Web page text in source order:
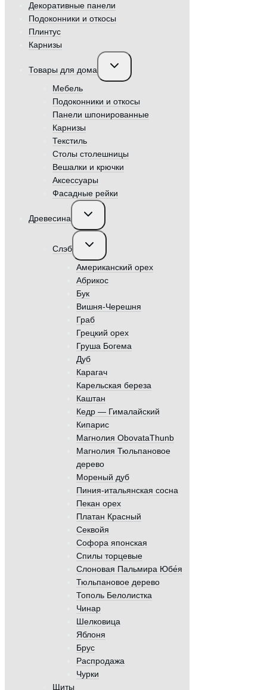
Декоративные панели
Подоконники и откосы
Плинтус
Карнизы
Товары для дома
Переключить
дочернее
Мебель
Подоконники и откосы
Панели шпонированные
Карнизы
Текстиль
Столы столешницы
Вешалки и крючки
Аксессуары
Фасадные рейки
Древесина
Переключить
дочернее
Слэб
Переключить
дочернее
Американский орех
Абрикос
Бук
Вишня-Черешня
Граб
Грецкий орех
Груша Богема
Дуб
Карагач
Карельская береза
Каштан
Кедр — Гималайский
Кипарис
Магнолия ObovataThunb
Магнолия Тюльпановое
дерево
Мореный дуб
Пиния-итальянская сосна
Пекан орех
Платан Красный
Секвойя
Софора японская
Спилы торцевые
Слоновая Пальмира Юбе́я
Тюльпановое дерево
Тополь Белолистка
Чинар
Шелковица
Яблоня
Брус
Распродажа
Чурки
Щиты